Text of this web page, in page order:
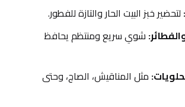
لتحضير خبز البيت الحار والتازة للفطور.